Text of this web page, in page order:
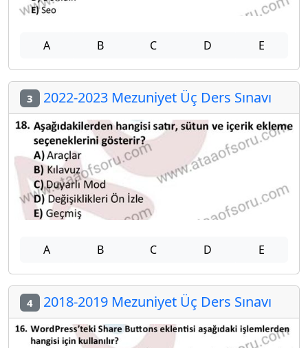
A B C D E
3 2022-2023 Mezuniyet Üç Ders Sınavı
A B C D E
4 2018-2019 Mezuniyet Üç Ders Sınavı